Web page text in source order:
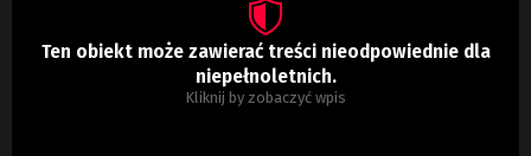
Ten obiekt może zawierać treści nieodpowiednie dla
niepełnoletnich.
Kliknij by zobaczyć wpis